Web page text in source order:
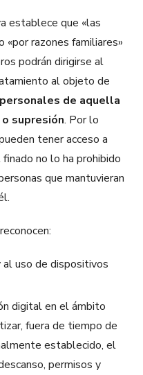
establece que «las
«por razones familiares»
podrán dirigirse al
al objeto de
de aquella
supresión. Por lo
tener acceso a
no lo ha prohibido
que mantuvieran
uso de dispositivos
digital en el ámbito
fuera de tiempo de
establecido, el
permisos y